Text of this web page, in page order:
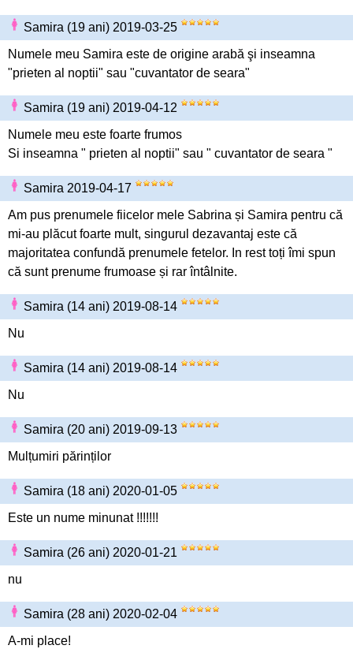
Samira (19 ani) 2019-03-25
Numele meu Samira este de origine arabă şi inseamna
"prieten al noptii" sau "cuvantator de seara"
Samira (19 ani) 2019-04-12
Numele meu este foarte frumos
Si inseamna " prieten al noptii" sau " cuvantator de seara "
Samira 2019-04-17
Am pus prenumele fiicelor mele Sabrina și Samira pentru că
mi-au plăcut foarte mult, singurul dezavantaj este că
majoritatea confundă prenumele fetelor. In rest toți îmi spun
că sunt prenume frumoase și rar întâlnite.
Samira (14 ani) 2019-08-14
Nu
Samira (14 ani) 2019-08-14
Nu
Samira (20 ani) 2019-09-13
Mulțumiri părinților
Samira (18 ani) 2020-01-05
Este un nume minunat !!!!!!!
Samira (26 ani) 2020-01-21
nu
Samira (28 ani) 2020-02-04
A-mi place!